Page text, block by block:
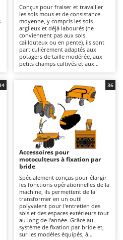
- Scies à bûches
pour tracteur
et végétaux
- Démarreurs
Conçus pour fraiser et travailler
les sols mous et de consistance
moyenne, y compris les sols
argileux et déjà labourés (ne
conviennent pas aux sols
caillouteux ou en pente), ils sont
particulièrement adaptés aux
potagers de taille modérée, aux
petits champs cultivés et aux
plus incisive et plus uniforme que
la série légère, avec une meilleure
pénétration et un rendement
opérationnel supérieur. Ils se
distinguent par leur transmission
à engrenages à bain d'huile, plus
solide que les solutions à
courroie, et par leurs boîtes de
vitesses 2+1 ou 3+3 qui permettent
une avance calibrée en fonction
du type de sol, ainsi que par leur
fraise avec carter, spécialement
conçue pour travailler entre les
rangées de plantes en les
protégeant de l'action des houes.
Disponibles avec un moteur 4
temps à essence ou diesel, elles
conviennent à un usage allant du
bricolage au professionnel, pour
des travaux à profondeur
moyenne grâce à leur structure
plus robuste que celle de la série
Accessoires pour
motoculteurs à fixation par
bride
Spécialement conçus pour élargir
les fonctions opérationnelles de la
machine, ils permettent de la
transformer en un outil
polyvalent pour l'entretien des
sols et des espaces extérieurs tout
au long de l'année. Grâce au
système de fixation par bride et,
sur les modèles équipés, à
36